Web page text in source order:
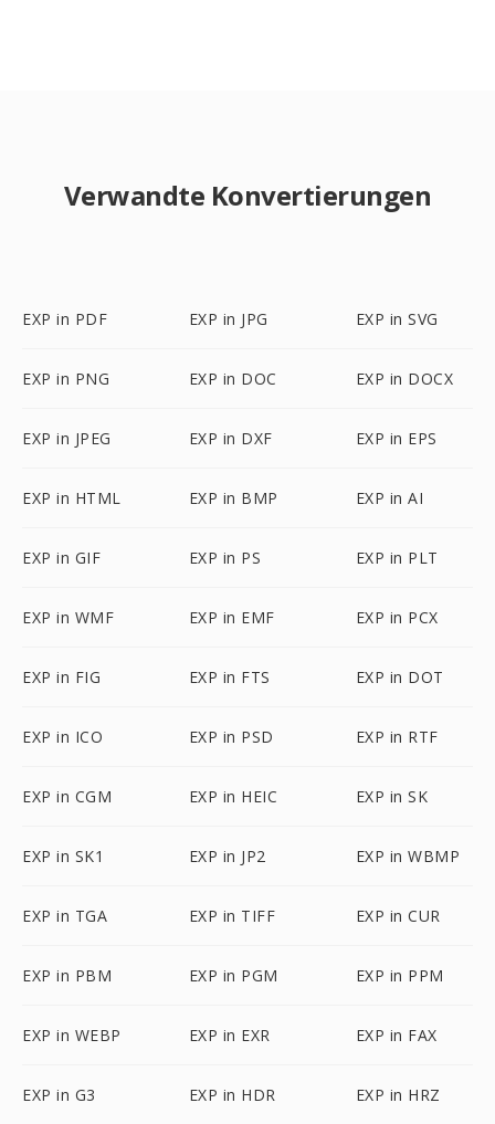
Verwandte Konvertierungen
EXP in PDF EXP in JPG EXP in SVG
EXP in PNG EXP in DOC EXP in DOCX
EXP in JPEG EXP in DXF EXP in EPS
EXP in HTML EXP in BMP EXP in AI
EXP in GIF EXP in PS EXP in PLT
EXP in WMF EXP in EMF EXP in PCX
EXP in FIG EXP in FTS EXP in DOT
EXP in ICO EXP in PSD EXP in RTF
EXP in CGM EXP in HEIC EXP in SK
EXP in SK1 EXP in JP2 EXP in WBMP
EXP in TGA EXP in TIFF EXP in CUR
EXP in PBM EXP in PGM EXP in PPM
EXP in WEBP EXP in EXR EXP in FAX
EXP in G3 EXP in HDR EXP in HRZ